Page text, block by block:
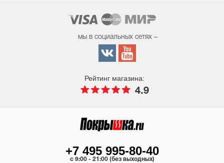
мы в социальных сетях –
Рейтинг магазина:
4.9
+7 495 995-80-40
c 9:00 - 21:00 (без выходных)